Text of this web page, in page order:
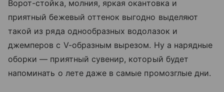
Ворот-стойка, молния, яркая окантовка и
приятный бежевый оттенок выгодно выделяют
такой из ряда однообразных водолазок и
джемперов с V-образным вырезом. Ну а нарядные
оборки — приятный сувенир, который будет
напоминать о лете даже в самые промозглые дни.